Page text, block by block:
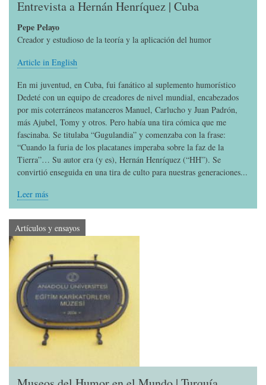
Entrevista a Hernán Henríquez | Cuba
Pepe Pelayo
Creador y estudioso de la teoría y la aplicación del humor
Article in English
En mi juventud, en Cuba, fui fanático al suplemento humorístico
Dedeté con un equipo de creadores de nivel mundial, encabezados
por mis coterráneos matanceros Manuel, Carlucho y Juan Padrón,
más Ajubel, Tomy y otros. Pero había una tira cómica que me
fascinaba. Se titulaba “Gugulandia” y comenzaba con la frase:
“Cuando la furia de los placatanes imperaba sobre la faz de la
Tierra”… Su autor era (y es), Hernán Henríquez (“HH”). Se
convirtió enseguida en una tira de culto para nuestras generaciones...
Leer más
Artículos y ensayos